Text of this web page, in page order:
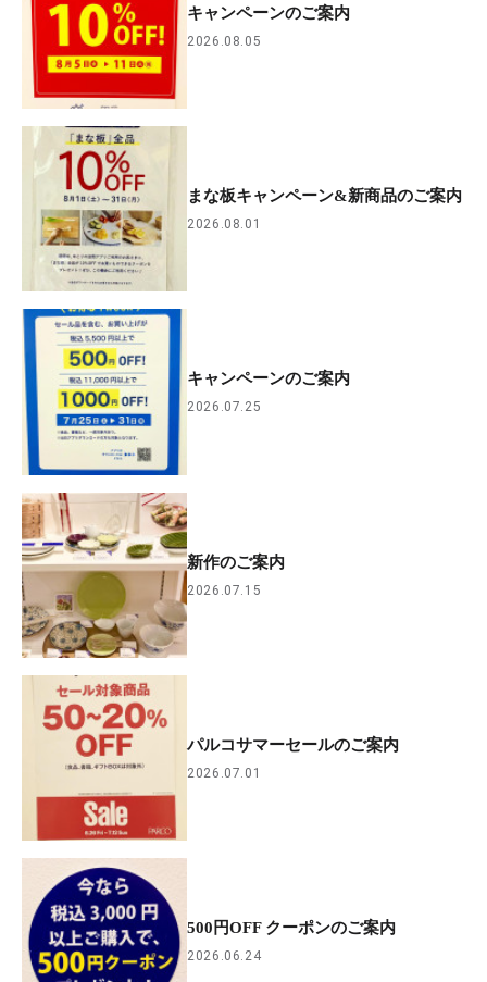
キャンペーンのご案内
2026.08.05
まな板キャンペーン&新商品のご案内
2026.08.01
キャンペーンのご案内
2026.07.25
新作のご案内
2026.07.15
パルコサマーセールのご案内
2026.07.01
500円OFF クーポンのご案内
2026.06.24